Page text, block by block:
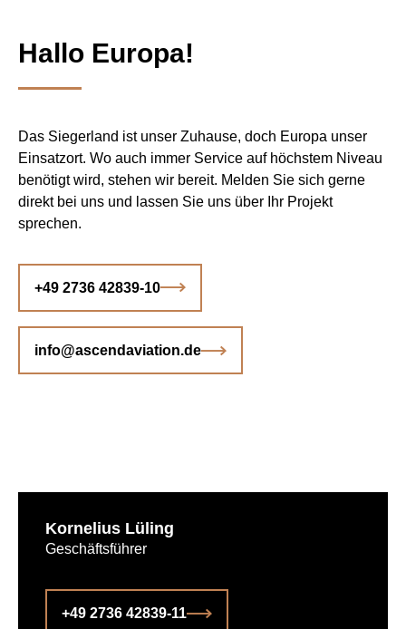
Hallo Europa!
Das Siegerland ist unser Zuhause, doch Europa unser
Einsatzort. Wo auch immer Service auf höchstem Niveau
benötigt wird, stehen wir bereit. Melden Sie sich gerne
direkt bei uns und lassen Sie uns über Ihr Projekt
sprechen.
+49 2736 42839-10
info@ascendaviation.de
Kornelius Lüling
Geschäftsführer
+49 2736 42839-11